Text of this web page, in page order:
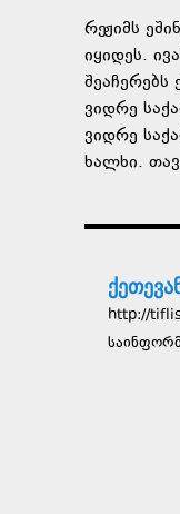
რეჟიმს
იყიდეს.
ვიდრე
ვიდრე
ხალხი.
http://